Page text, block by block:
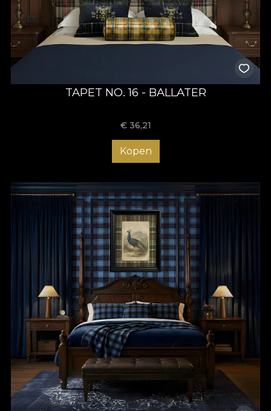
TAPET NO. 16 - BALLATER
€ 36,21
Kopen